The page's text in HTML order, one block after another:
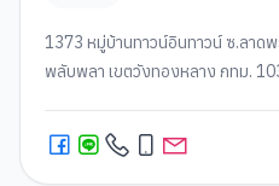
1373 หมู่บ้านทาวน์อินทาวน์ ซ.ลาด
พลับพลา เขตวังทองหลาง กทม.